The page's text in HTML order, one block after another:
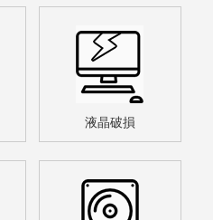
液晶破損